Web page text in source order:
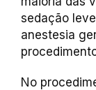
sedação
anestesia
No